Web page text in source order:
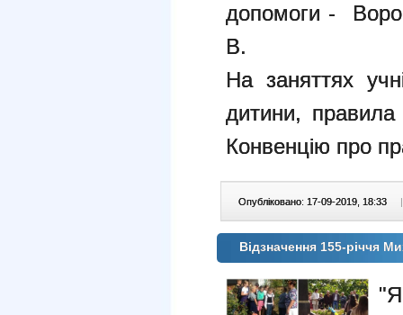
допомоги -
В.
На заняттях
дитини, правила
Конвенцію про
Опубліковано: 17-09-2019, 18:33 |
Відзначення 155-річчя